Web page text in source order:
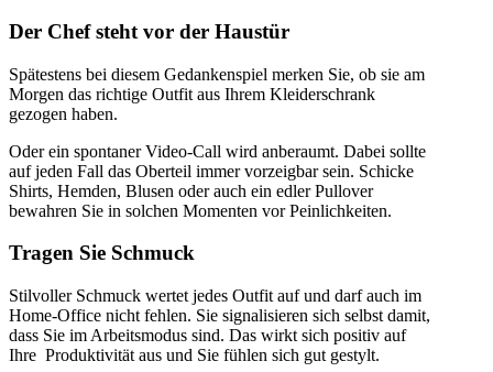
Der Chef steht vor der Haustür
Spätestens bei diesem Gedankenspiel merken Sie, ob sie am
Morgen das richtige Outfit aus Ihrem Kleiderschrank
gezogen haben.
Oder ein spontaner Video-Call wird anberaumt. Dabei sollte
auf jeden Fall das Oberteil immer vorzeigbar sein. Schicke
Shirts, Hemden, Blusen oder auch ein edler Pullover
bewahren Sie in solchen Momenten vor Peinlichkeiten.
Tragen Sie Schmuck
Stilvoller Schmuck wertet jedes Outfit auf und darf auch im
Home-Office nicht fehlen. Sie signalisieren sich selbst damit,
dass Sie im Arbeitsmodus sind. Das wirkt sich positiv auf
Ihre Produktivität aus und Sie fühlen sich gut gestylt.